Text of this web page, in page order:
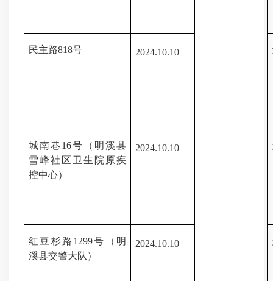
民主路818号 2024.10.10
城南巷 16号
（明溪县
雪峰社区卫生院原疾
控中心）
2024.10.10
红豆杉路 1299号
（明
溪县交警大队）
2024.10.10